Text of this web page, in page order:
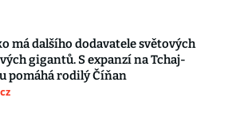
má dalšího dodavatele světových
gigantů. S expanzí na Tchaj-
pomáhá rodilý Číňan